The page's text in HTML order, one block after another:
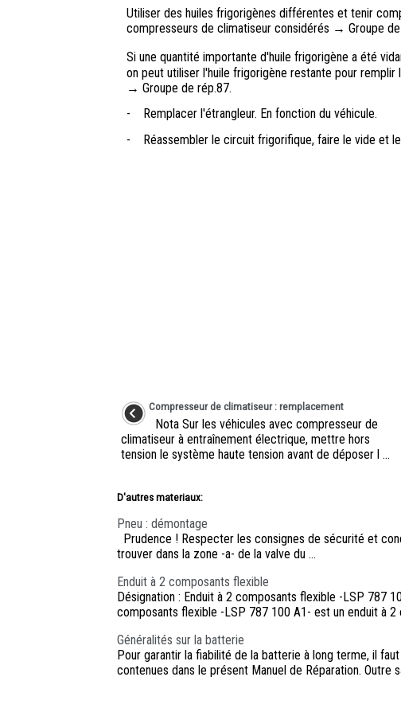
Utiliser des huiles frigorigènes différentes et tenir
compresseurs de climatiseur considérés → Groupe
Si une quantité importante d'huile frigorigène a été
on peut utiliser l'huile frigorigène restante pour
→ Groupe de rép.87.
-
Remplacer l'étrangleur. En fonction du véhicule.
-
Réassembler le circuit frigorifique, faire le vide et
Compresseur de climatiseur : remplacement
Nota Sur les véhicules avec compresseur de
climatiseur à entraînement électrique, mettre hors
tension le système haute tension avant de déposer l ...
D'autres materiaux:
Pneu : démontage
Prudence ! Respecter les consignes de sécurité et
trouver dans la zone -a- de la valve du ...
Enduit à 2 composants flexible
Désignation : Enduit à 2 composants flexible -LSP 787
composants flexible -LSP 787 100 A1- est un enduit à 2
Généralités sur la batterie
Pour garantir la fiabilité de la batterie à long terme, il
contenues dans le présent Manuel de Réparation.